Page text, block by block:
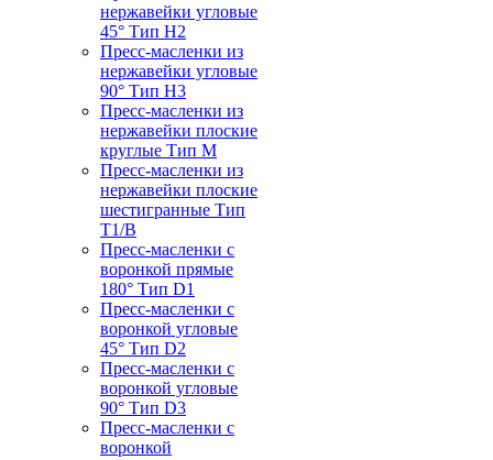
нержавейки угловые
45° Тип H2
Пресс-масленки из
нержавейки угловые
90° Тип H3
Пресс-масленки из
нержавейки плоские
круглые Тип M
Пресс-масленки из
нержавейки плоские
шестигранные Тип
T1/B
Пресс-масленки с
воронкой прямые
180° Тип D1
Пресс-масленки с
воронкой угловые
45° Тип D2
Пресс-масленки с
воронкой угловые
90° Тип D3
Пресс-масленки с
воронкой